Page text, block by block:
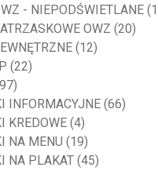
- NIEPODŚWIETLANE
OWZ (20)
(12)
(22)
INFORMACYJNE (66)
KREDOWE (4)
NA MENU (19)
NA PLAKAT (45)